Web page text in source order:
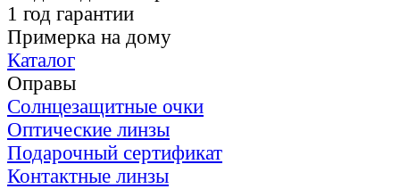
1 год гарантии
Примерка на дому
Каталог
Оправы
Солнцезащитные очки
Оптические линзы
Подарочный сертификат
Контактные линзы